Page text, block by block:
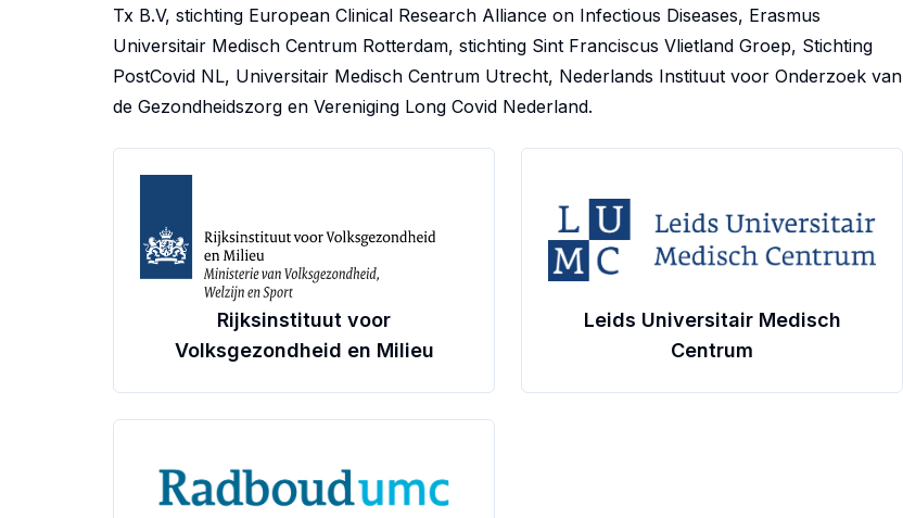
Tx B.V, stichting European Clinical Research Alliance on Infectious Diseases, Erasmus
Universitair Medisch Centrum Rotterdam, stichting Sint Franciscus Vlietland Groep, Stichting
PostCovid NL, Universitair Medisch Centrum Utrecht, Nederlands Instituut voor Onderzoek van
de Gezondheidszorg en Vereniging Long Covid Nederland.
Rijksinstituut voor
Volksgezondheid en Milieu
Leids Universitair Medisch
Centrum